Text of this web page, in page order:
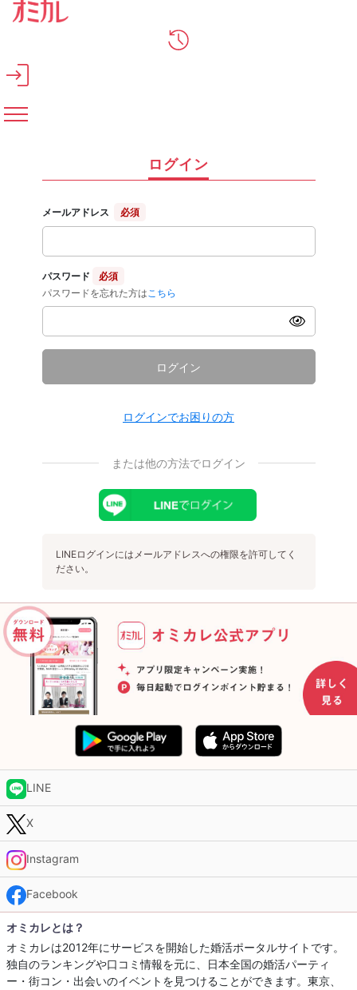
メインコンテンツへスキップ
ログイン
メールアドレス 必須
パスワード
必須
パスワードを忘れた方は こちら
ログイン
ログインでお困りの方
または他の方法でログイン
LINEログインにはメールアドレスへの権限を許可してく
ださい。
LINE
X
Instagram
Facebook
オミカレとは？
オミカレは2012年にサービスを開始した婚活ポータルサイトです。
独自のランキングや口コミ情報を元に、日本全国の婚活パーティ
ー・街コン・出会いのイベントを見つけることができます。東京、